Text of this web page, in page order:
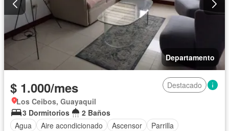
Departamento
$ 1.000/mes
Destacado
Los Ceibos, Guayaquil
3 Dormitorios
2 Baños
Agua
Aire acondicionado Ascensor
Parrilla